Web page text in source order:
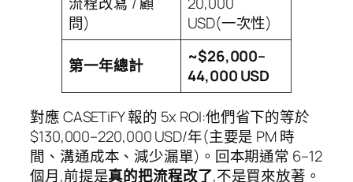
問)
USD(一次性)
第一年總計
~$26,000–
44,000 USD
對應 CASETiFY 報的 5x ROI:他們省下的等於
$130,000–220,000 USD/年(主要是 PM 時
間、溝通成本、減少漏單)。回本期通常 6–12
個月,前提是真的把流程改了,不是買來放著。